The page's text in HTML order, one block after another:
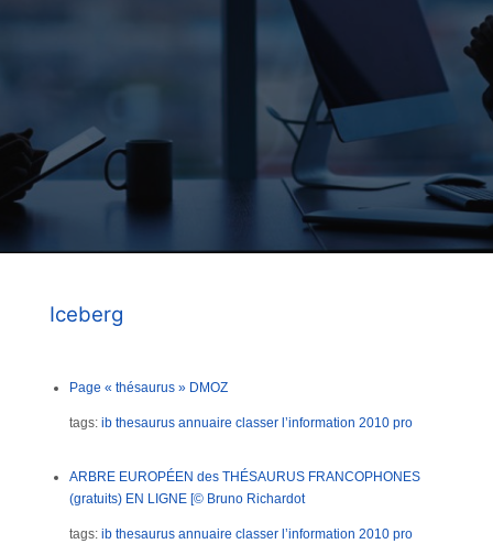
Iceberg
Page « thésaurus » DMOZ
tags: ib thesaurus annuaire classer l’information 2010 pro
ARBRE EUROPÉEN des THÉSAURUS FRANCOPHONES
(gratuits) EN LIGNE [© Bruno Richardot
tags: ib thesaurus annuaire classer l’information 2010 pro